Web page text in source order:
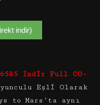
indir)
İndir Full CO-
Eşli Olarak
to Mars’ta aynı